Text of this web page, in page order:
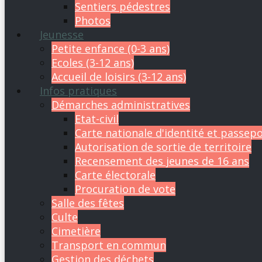
Sentiers pédestres
Photos
Jeunesse
Petite enfance (0-3 ans)
Ecoles (3-12 ans)
Accueil de loisirs (3-12 ans)
Infos pratiques
Démarches administratives
Etat-civil
Carte nationale d'identité et
Autorisation de sortie de territoire
Recensement des jeunes de 16 ans
Carte électorale
Procuration de vote
Salle des fêtes
Culte
Cimetière
Transport en commun
Gestion des déchets